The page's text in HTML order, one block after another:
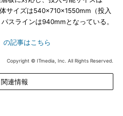
サイズは540×710×1550mm（投入
スラインは940mmとなっている。
記事はこちら
Copyright © ITmedia, Inc. All Rights Reserved.
関連情報